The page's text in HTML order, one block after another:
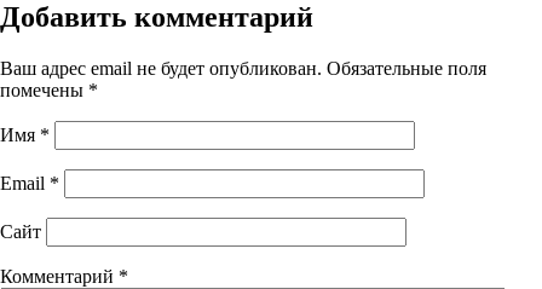
Добавить комментарий
Ваш адрес email не будет опубликован. Обязательные поля
помечены *
Имя *
Email *
Сайт
Комментарий *